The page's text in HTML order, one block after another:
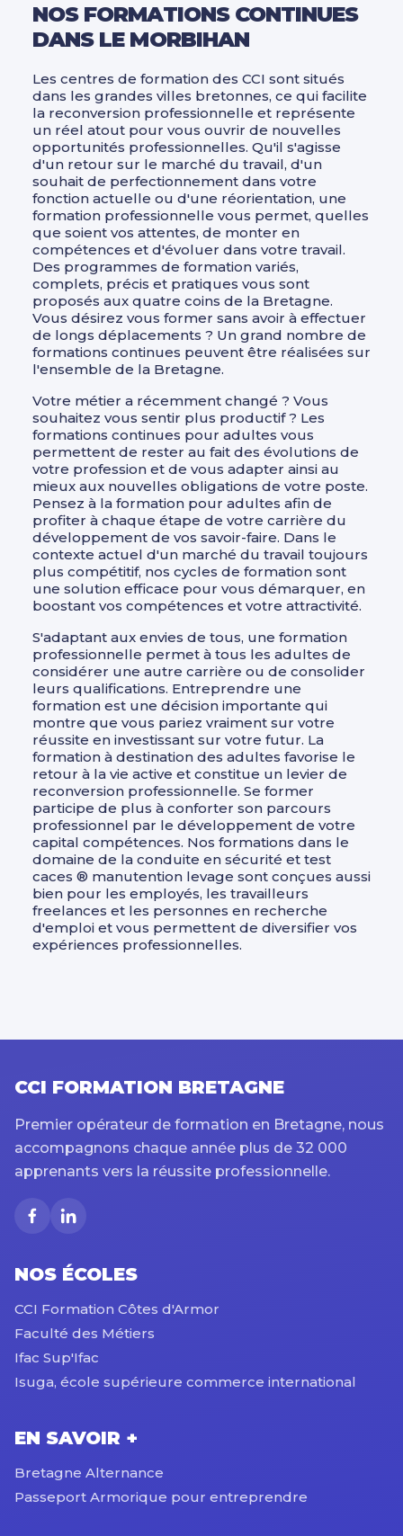
NOS FORMATIONS CONTINUES
DANS LE MORBIHAN
Les centres de formation des CCI sont situés
dans les grandes villes bretonnes, ce qui facilite
la reconversion professionnelle et représente
un réel atout pour vous ouvrir de nouvelles
opportunités professionnelles. Qu'il s'agisse
d'un retour sur le marché du travail, d'un
souhait de perfectionnement dans votre
fonction actuelle ou d'une réorientation, une
formation professionnelle vous permet, quelles
que soient vos attentes, de monter en
compétences et d'évoluer dans votre travail.
Des programmes de formation variés,
complets, précis et pratiques vous sont
proposés aux quatre coins de la Bretagne.
Vous désirez vous former sans avoir à effectuer
de longs déplacements ? Un grand nombre de
formations continues peuvent être réalisées sur
l'ensemble de la Bretagne.
Votre métier a récemment changé ? Vous
souhaitez vous sentir plus productif ? Les
formations continues pour adultes vous
permettent de rester au fait des évolutions de
votre profession et de vous adapter ainsi au
mieux aux nouvelles obligations de votre poste.
Pensez à la formation pour adultes afin de
profiter à chaque étape de votre carrière du
développement de vos savoir-faire. Dans le
contexte actuel d'un marché du travail toujours
plus compétitif, nos cycles de formation sont
une solution efficace pour vous démarquer, en
boostant vos compétences et votre attractivité.
S'adaptant aux envies de tous, une formation
professionnelle permet à tous les adultes de
considérer une autre carrière ou de consolider
leurs qualifications. Entreprendre une
formation est une décision importante qui
montre que vous pariez vraiment sur votre
réussite en investissant sur votre futur. La
formation à destination des adultes favorise le
retour à la vie active et constitue un levier de
reconversion professionnelle. Se former
participe de plus à conforter son parcours
professionnel par le développement de votre
capital compétences. Nos formations dans le
domaine de la conduite en sécurité et test
caces ® manutention levage sont conçues aussi
bien pour les employés, les travailleurs
freelances et les personnes en recherche
d'emploi et vous permettent de diversifier vos
expériences professionnelles.
CCI FORMATION BRETAGNE
Premier opérateur de formation en Bretagne, nous
accompagnons chaque année plus de 32 000
apprenants vers la réussite professionnelle.
NOS ÉCOLES
CCI Formation Côtes d'Armor
Faculté des Métiers
Ifac Sup'Ifac
Isuga, école supérieure commerce international
EN SAVOIR +
Bretagne Alternance
Passeport Armorique pour entreprendre